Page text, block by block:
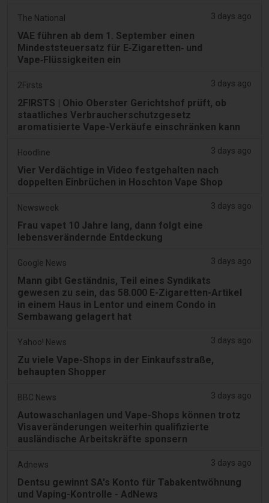
The National 3 days ago
VAE führen ab dem 1. September einen
Mindeststeuersatz für E‑Zigaretten‑ und
Vape‑Flüssigkeiten ein
2Firsts 3 days ago
2FIRSTS | Ohio Oberster Gerichtshof prüft, ob
staatliches Verbraucherschutzgesetz
aromatisierte Vape-Verkäufe einschränken kann
Hoodline 3 days ago
Vier Verdächtige in Video festgehalten nach
doppelten Einbrüchen in Hoschton Vape Shop
Newsweek 3 days ago
Frau vapet 10 Jahre lang, dann folgt eine
lebensverändernde Entdeckung
Google News 3 days ago
Mann gibt Geständnis, Teil eines Syndikats
gewesen zu sein, das 58.000 E-Zigaretten-Artikel
in einem Haus in Lentor und einem Condo in
Sembawang gelagert hat
Yahoo! News 3 days ago
Zu viele Vape-Shops in der Einkaufsstraße,
behaupten Shopper
BBC News 3 days ago
Autowaschanlagen und Vape-Shops können trotz
Visaveränderungen weiterhin qualifizierte
ausländische Arbeitskräfte sponsern
Adnews 3 days ago
Dentsu gewinnt SA's Konto für Tabakentwöhnung
und Vaping-Kontrolle - AdNews